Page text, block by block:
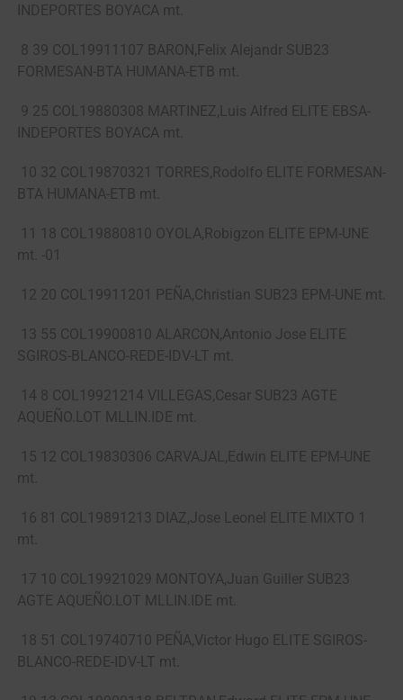
INDEPORTES BOYACA mt.
8 39 COL19911107 BARON,Felix Alejandr SUB23
FORMESAN-BTA HUMANA-ETB mt.
9 25 COL19880308 MARTINEZ,Luis Alfred ELITE EBSA-
INDEPORTES BOYACA mt.
10 32 COL19870321 TORRES,Rodolfo ELITE FORMESAN-
BTA HUMANA-ETB mt.
11 18 COL19880810 OYOLA,Robigzon ELITE EPM-UNE
mt. -01
12 20 COL19911201 PEÑA,Christian SUB23 EPM-UNE mt.
13 55 COL19900810 ALARCON,Antonio Jose ELITE
SGIROS-BLANCO-REDE-IDV-LT mt.
14 8 COL19921214 VILLEGAS,Cesar SUB23 AGTE
AQUEÑO.LOT MLLIN.IDE mt.
15 12 COL19830306 CARVAJAL,Edwin ELITE EPM-UNE
mt.
16 81 COL19891213 DIAZ,Jose Leonel ELITE MIXTO 1
mt.
17 10 COL19921029 MONTOYA,Juan Guiller SUB23
AGTE AQUEÑO.LOT MLLIN.IDE mt.
18 51 COL19740710 PEÑA,Victor Hugo ELITE SGIROS-
BLANCO-REDE-IDV-LT mt.